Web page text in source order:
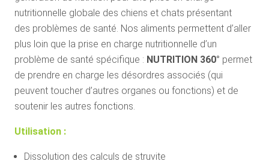
nutritionnelle globale des chiens et chats présentant
des problèmes de santé. Nos aliments permettent d’aller
plus loin que la prise en charge nutritionnelle d’un
problème de santé spécifique : NUTRITION 360° permet
de prendre en charge les désordres associés (qui
peuvent toucher d’autres organes ou fonctions) et de
soutenir les autres fonctions.
Utilisation :
Dissolution des calculs de struvite